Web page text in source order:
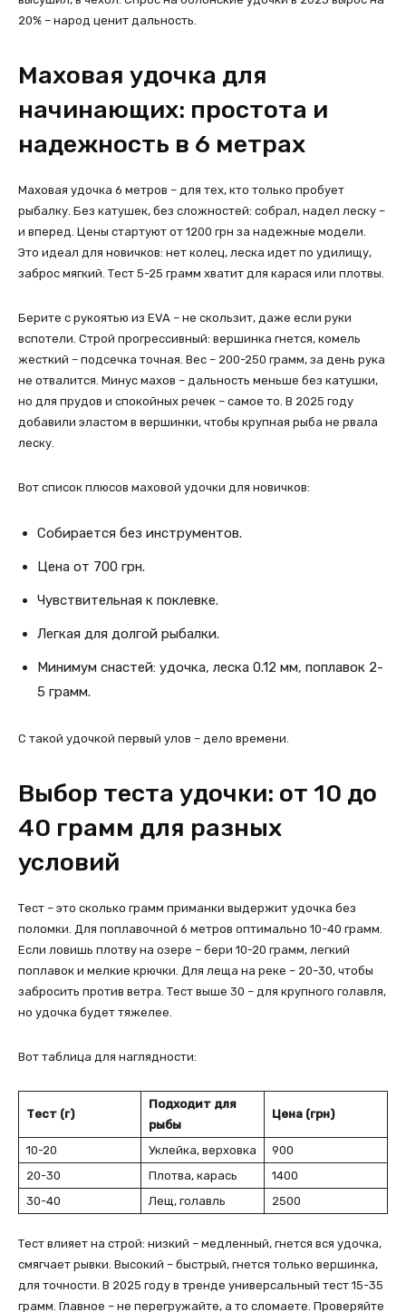
20% – народ ценит дальность.
Маховая удочка для
начинающих: простота и
надежность в 6 метрах
Маховая удочка 6 метров – для тех, кто только пробует
рыбалку. Без катушек, без сложностей: собрал, надел леску –
и вперед. Цены стартуют от 1200 грн за надежные модели.
Это идеал для новичков: нет колец, леска идет по удилищу,
заброс мягкий. Тест 5-25 грамм хватит для карася или плотвы.
Берите с рукоятью из EVA – не скользит, даже если руки
вспотели. Строй прогрессивный: вершинка гнется, комель
жесткий – подсечка точная. Вес – 200-250 грамм, за день рука
не отвалится. Минус махов – дальность меньше без катушки,
но для прудов и спокойных речек – самое то. В 2025 году
добавили эластом в вершинки, чтобы крупная рыба не рвала
леску.
Вот список плюсов маховой удочки для новичков:
Собирается без инструментов.
Цена от 700 грн.
Чувствительная к поклевке.
Легкая для долгой рыбалки.
Минимум снастей: удочка, леска 0.12 мм, поплавок 2-
5 грамм.
С такой удочкой первый улов – дело времени.
Выбор теста удочки: от 10 до
40 грамм для разных
условий
Тест – это сколько грамм приманки выдержит удочка без
поломки. Для поплавочной 6 метров оптимально 10-40 грамм.
Если ловишь плотву на озере – бери 10-20 грамм, легкий
поплавок и мелкие крючки. Для леща на реке – 20-30, чтобы
забросить против ветра. Тест выше 30 – для крупного голавля,
но удочка будет тяжелее.
Вот таблица для наглядности:
Тест (г)
Подходит для
рыбы
Цена (грн)
10-20 Уклейка, верховка
900
20-30
Плотва, карась
1400
30-40
Лещ, голавль 2500
Тест влияет на строй: низкий – медленный, гнется вся удочка,
смягчает рывки. Высокий – быстрый, гнется только вершинка,
для точности. В 2025 году в тренде универсальный тест 15-35
грамм. Главное – не перегружайте, а то сломаете. Проверяйте